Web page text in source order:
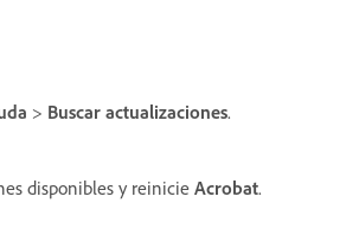
> Buscar actualizaciones.
disponibles y reinicieAcrobat.